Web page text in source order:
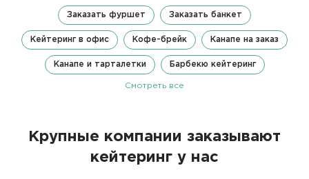
Заказать фуршет Заказать банкет
Кейтеринг в офис Кофе-брейк Канапе на заказ
Канапе и тарталетки Барбекю кейтеринг
Смотреть все
Крупные компании заказывают
кейтеринг у нас